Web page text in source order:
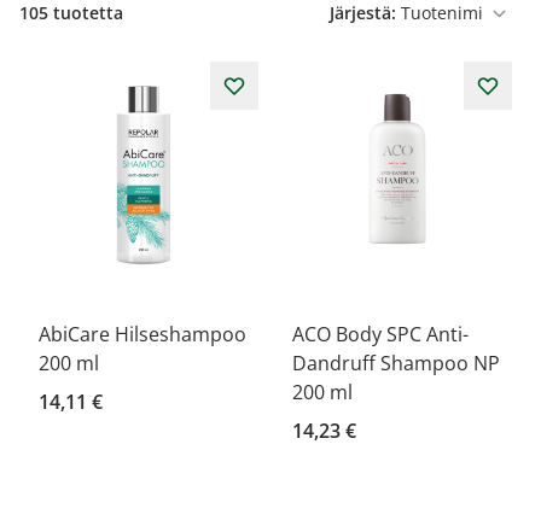
105 tuotetta Järjestä:
AbiCare Hilseshampoo
200 ml
14,11 €
ACO Body SPC Anti-
Dandruff Shampoo NP
200 ml
14,23 €